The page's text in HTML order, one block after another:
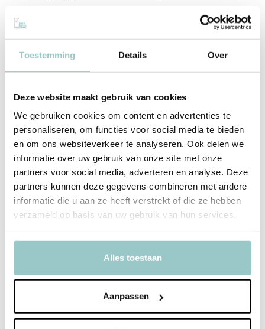
Toestemming Details Over
Deze website maakt gebruik van cookies
We gebruiken cookies om content en advertenties te
personaliseren, om functies voor social media te bieden
en om ons websiteverkeer te analyseren. Ook delen we
informatie over uw gebruik van onze site met onze
partners voor social media, adverteren en analyse. Deze
partners kunnen deze gegevens combineren met andere
informatie die u aan ze heeft verstrekt of die ze hebben
verzameld op basis van uw gebruik van hun services.
Alles toestaan
Aanpassen
Productomschrijving
Jellycat Bashful Stardust Bunny Original
knuffel
De Jellycat Bashful Stardust Bunny Original knuffel is een tijdloze
Stardust Bunny Original knuffel heeft een zijdezachte
donkerblauwe vacht, een schattig neusje en lange flaporen die zijn
versierd met fonkelende zilveren sterren. Elegant, zacht en
gemaakt voor ontspannen momenten.
Jellycat Bashful Stardust Bunny Original knuffel voelt zich perfect
thuis op een bed, bank of favoriete leeshoek en brengt een vleugje
magie in elke ruimte. Een prachtig cadeau voor liefhebbers van
stijlvolle knuffels met een bijzondere uitstraling. De sterren in haar
een beetje meer te laten stralen.
SKU BAS3SDNN